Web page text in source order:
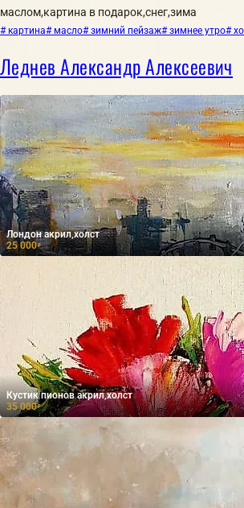
маслом,картина в подарок,снег,зима
# картина# масло# зимний пейзаж# зимнее утро#
Леднев Александр Алексеевич
Лондон акрил,холст
25 000₽
Кустик пионов акрил,холст
35 000₽